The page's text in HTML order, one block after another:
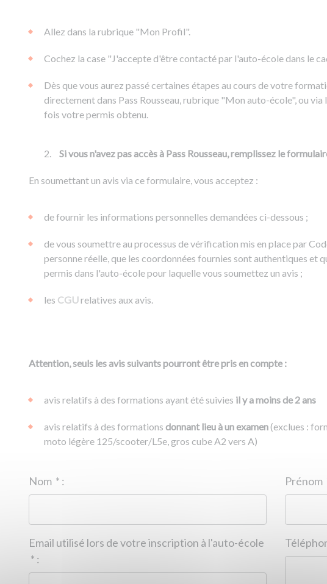
Allez dans la rubrique "Mon Profil".
Cochez la case "J'accepte d'être contacté par l'auto-école dans le
Dès que vous aurez passé certaines étapes au cours de votre
directement dans Pass Rousseau, rubrique "Mon auto-école", ou
fois votre permis obtenu.
Si vous n'avez pas accès à Pass Rousseau, remplissez le
En soumettant un avis via ce formulaire, vous acceptez :
de fournir les informations personnelles demandées ci-dessous ;
de vous soumettre au processus de vérification mis en place par
personne réelle, que les coordonnées fournies sont authentiques et
permis dans l'auto-école pour laquelle vous soumettez un avis ;
les CGUrelatives aux avis.
Attention, seuls les avis suivants pourront être pris en compte :
avis relatifs à des formations ayant été suivies il y a moins de 2 ans
avis relatifs à des formations donnant lieu à un examen(exclues :
moto légère 125/scooter/L5e, gros cube A2 vers A)
* :
Email utilisé lors de votre inscription à l'auto-école
* :